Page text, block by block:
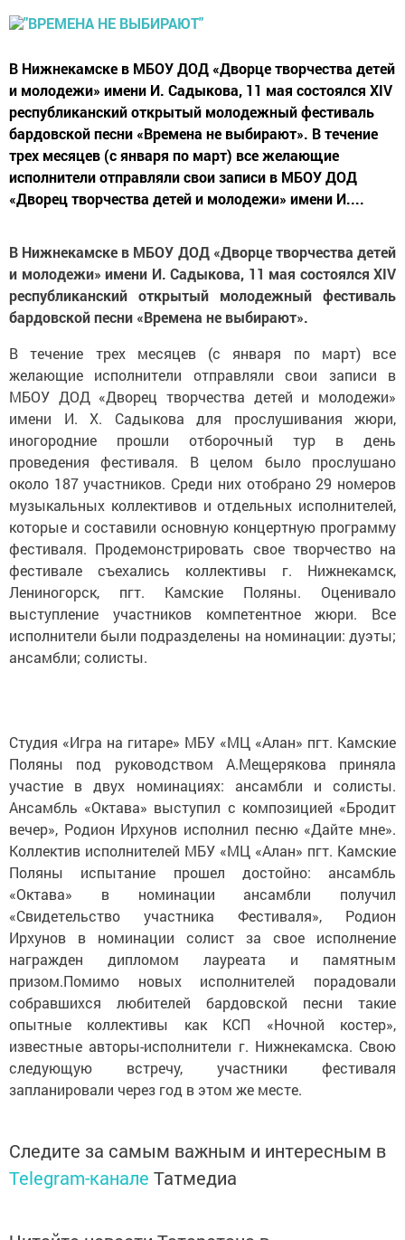
В Нижнекамске в МБОУ ДОД «Дворце творчества детей
и молодежи» имени И. Садыкова, 11 мая состоялся ХIV
республиканский открытый молодежный фестиваль
бардовской песни «Времена не выбирают». В течение
трех месяцев (с января по март) все желающие
исполнители отправляли свои записи в МБОУ ДОД
«Дворец творчества детей и молодежи» имени И....
В Нижнекамске в МБОУ ДОД «Дворце творчества детей
и молодежи» имени И. Садыкова, 11 мая состоялся ХIV
республиканский открытый молодежный фестиваль
бардовской песни «Времена не выбирают».
В течение трех месяцев (с января по март) все
желающие исполнители отправляли свои записи в
МБОУ ДОД «Дворец творчества детей и молодежи»
имени И. Х. Садыкова для прослушивания жюри,
иногородние прошли отборочный тур в день
проведения фестиваля. В целом было прослушано
около 187 участников. Среди них отобрано 29 номеров
музыкальных коллективов и отдельных исполнителей,
которые и составили основную концертную программу
фестиваля. Продемонстрировать свое творчество на
фестивале съехались коллективы г. Нижнекамск,
Лениногорск, пгт. Камские Поляны. Оценивало
выступление участников компетентное жюри. Все
исполнители были подразделены на номинации: дуэты;
ансамбли; солисты.
Студия «Игра на гитаре» МБУ «МЦ «Алан» пгт. Камские
Поляны под руководством А.Мещерякова приняла
участие в двух номинациях: ансамбли и солисты.
Ансамбль «Октава» выступил с композицией «Бродит
вечер», Родион Ирхунов исполнил песню «Дайте мне».
Коллектив исполнителей МБУ «МЦ «Алан» пгт. Камские
Поляны испытание прошел достойно: ансамбль
«Октава» в номинации ансамбли получил
«Свидетельство участника Фестиваля», Родион
Ирхунов в номинации солист за свое исполнение
награжден дипломом лауреата и памятным
призом.Помимо новых исполнителей порадовали
собравшихся любителей бардовской песни такие
опытные коллективы как КСП «Ночной костер»,
известные авторы-исполнители г. Нижнекамска. Свою
следующую встречу, участники фестиваля
запланировали через год в этом же месте.
Следите за самым важным и интересным в
Telegram-канале Татмедиа